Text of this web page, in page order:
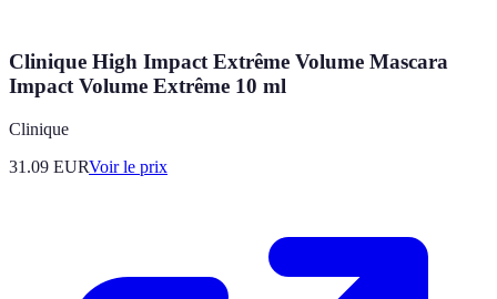
Clinique High Impact Extrême Volume Mascara
Impact Volume Extrême 10 ml
Clinique
31.09 EURVoir le prix